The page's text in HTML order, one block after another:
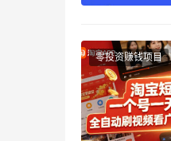
零投资赚钱项目